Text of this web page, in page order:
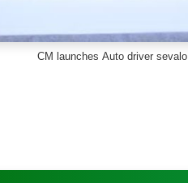
CM launches Auto driver sevalo